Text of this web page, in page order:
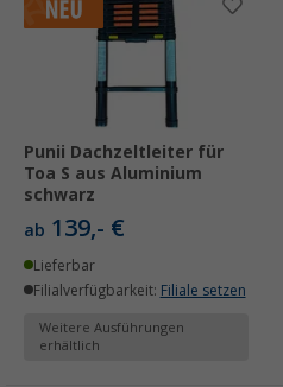
Punii Dachzeltleiter für
Toa S aus Aluminium
schwarz
ab 139,- €
Lieferbar
Filialverfügbarkeit: Filiale setzen
Weitere Ausführungen
erhältlich